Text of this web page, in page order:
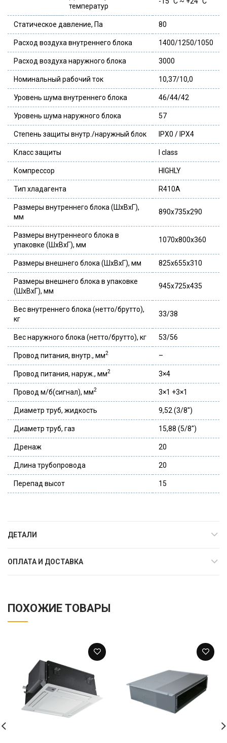
температур
Статическое давление, Па 80
Расход воздуха внутреннего блока 1400/1250/1050
Расход воздуха наружного блока 3000
Номинальный рабочий ток 10,37/10,0
Уровень шума внутреннего блока 46/44/42
Уровень шума наружного блока 57
Степень защиты внутр./наружный блок IPX0 / IPX4
Класс защиты I class
Компрессор HIGHLY
Тип хладагента R410A
Размеры внутреннего блока (ШxВxГ),
мм
890x735x290
Размеры внутреннеого блока в
упаковке (ШxВxГ), мм
1070x800x360
Размеры внешнего блока (ШxВxГ), мм 825x655x310
Размеры внешнего блока в упаковке
(ШxВxГ), мм
945x725x435
Вес внутреннего блока (нетто/брутто),
кг
33/38
Вес наружного блока (нетто/брутто), кг 53/56
Провод питания, внутр., мм2 –
Провод питания, наруж., мм2 3×4
Провод м/б(сигнал), мм2 3×1 +3×1
Диаметр труб, жидкость 9,52 (3/8″)
Диаметр труб, газ 15,88 (5/8″)
Дренаж 20
Длина трубопровода 20
Перепад высот 15
ДЕТАЛИ
ОПЛАТА И ДОСТАВКА
ПОХОЖИЕ ТОВАРЫ